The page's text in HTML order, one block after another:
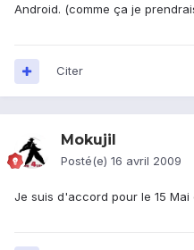
Android. (comme ça je
Citer
Mokujil
Posté(e) 16 avril 2009
Je suis d'accord pour le 15 Mai